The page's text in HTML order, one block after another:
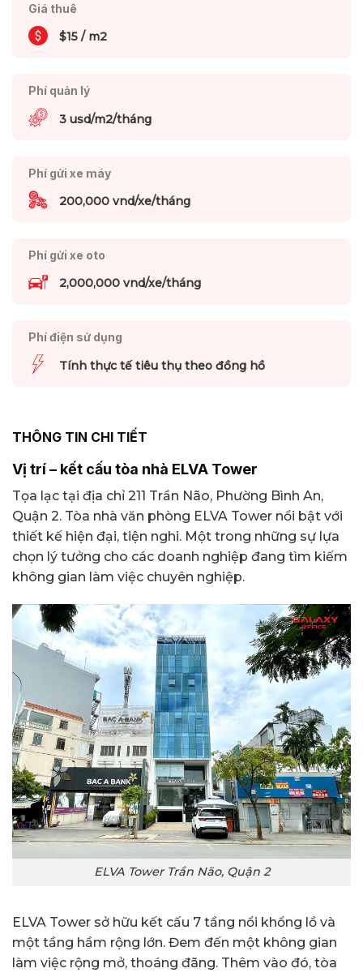
Giá thuê
$15 / m2
Phí quản lý
3 usd/m2/tháng
Phí gửi xe máy
200,000 vnd/xe/tháng
Phí gửi xe oto
2,000,000 vnd/xe/tháng
Phí điện sử dụng
Tính thực tế tiêu thụ theo đồng hồ
THÔNG TIN CHI TIẾT
Vị trí – kết cấu tòa nhà ELVA Tower
Tọa lạc tại địa chỉ 211 Trần Não, Phường Bình An,
Quận 2. Tòa nhà văn phòng ELVA Tower nổi bật với
thiết kế hiện đại, tiện nghi. Một trong những sự lựa
chọn lý tưởng cho các doanh nghiệp đang tìm kiếm
không gian làm việc chuyên nghiệp.
ELVA Tower Trần Não, Quận 2
ELVA Tower sở hữu kết cấu 7 tầng nổi khổng lồ và
một tầng hầm rộng lớn. Đem đến một không gian
làm việc rộng mở, thoáng đãng. Thêm vào đó, tòa